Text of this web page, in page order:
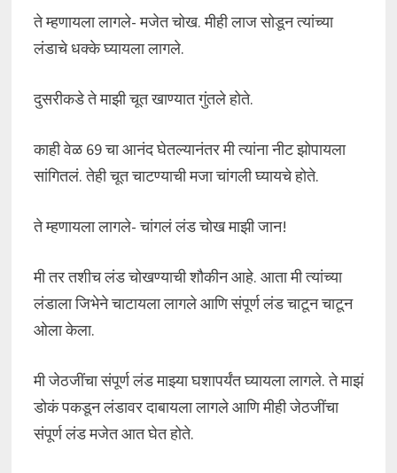
ते म्हणायला लागले- मजेत चोख. मीही लाज सोडून त्यांच्या
लंडाचे धक्के घ्यायला लागले.
दुसरीकडे ते माझी चूत खाण्यात गुंतले होते.
काही वेळ 69 चा आनंद घेतल्यानंतर मी त्यांना नीट झोपायला
सांगितलं. तेही चूत चाटण्याची मजा चांगली घ्यायचे होते.
ते म्हणायला लागले- चांगलं लंड चोख माझी जान!
मी तर तशीच लंड चोखण्याची शौकीन आहे. आता मी त्यांच्या
लंडाला जिभेने चाटायला लागले आणि संपूर्ण लंड चाटून चाटून
ओला केला.
मी जेठजींचा संपूर्ण लंड माझ्या घशापर्यंत घ्यायला लागले. ते माझं
डोकं पकडून लंडावर दाबायला लागले आणि मीही जेठजींचा
संपूर्ण लंड मजेत आत घेत होते.